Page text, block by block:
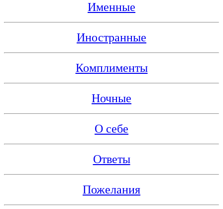
Именные
Иностранные
Комплименты
Ночные
О себе
Ответы
Пожелания